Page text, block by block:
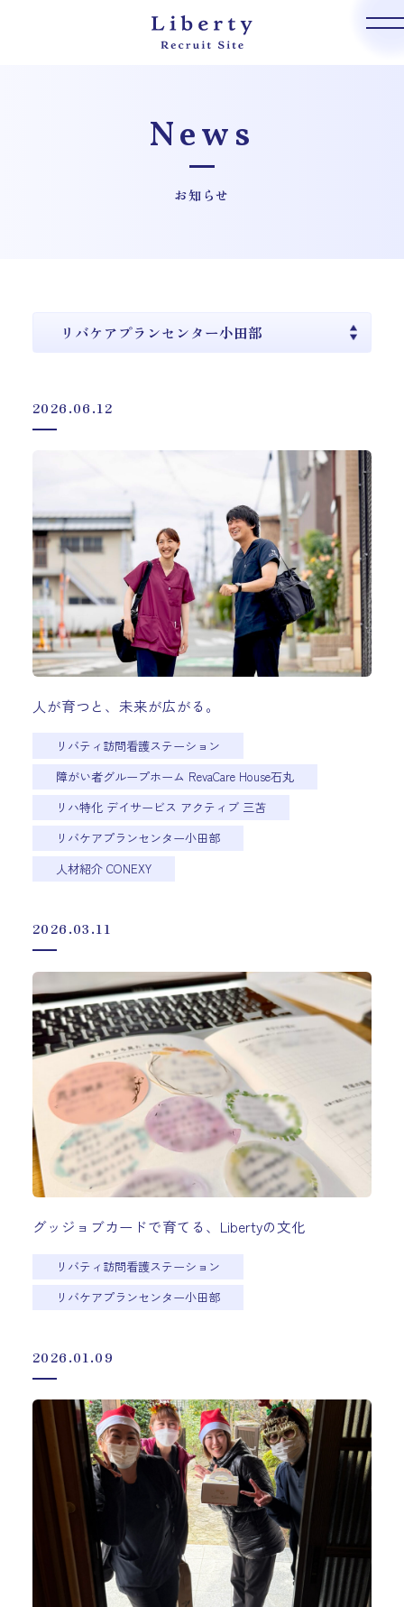
News
お知らせ
2026.06.12
人が育つと、未来が広がる。
リバティ訪問看護ステーション
障がい者グループホーム RevaCare House石丸
リハ特化 デイサービス アクティブ 三苫
リバケアプランセンター小田部
人材紹介 CONEXY
2026.03.11
グッジョブカードで育てる、Libertyの文化
リバティ訪問看護ステーション
リバケアプランセンター小田部
2026.01.09